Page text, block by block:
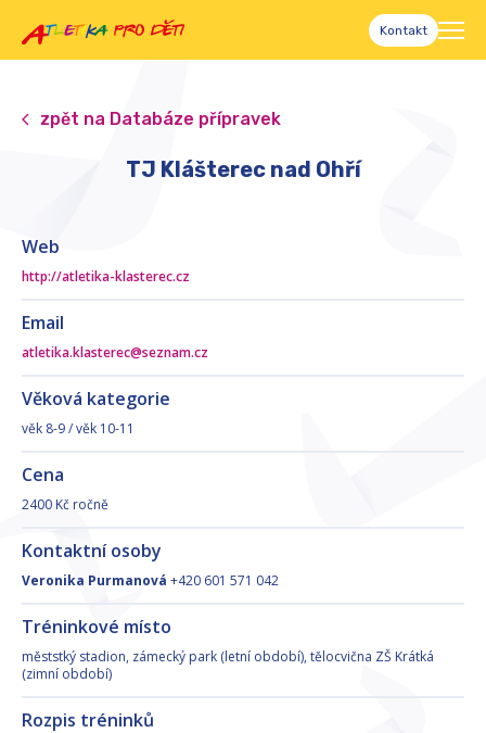
Kontakt
zpět na Databáze přípravek
TJ Klášterec nad Ohří
Web
http://atletika-klasterec.cz
Email
atletika.klasterec@seznam.cz
Věková kategorie
věk 8-9 / věk 10-11
Cena
2400 Kč ročně
Kontaktní osoby
Veronika Purmanová +420 601 571 042
Tréninkové místo
měststký stadion, zámecký park (letní období), tělocvična ZŠ Krátká
(zimní období)
Rozpis tréninků